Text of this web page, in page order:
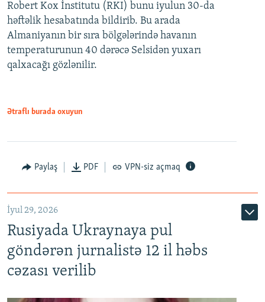
Robert Kox İnstitutu (RKI) bunu iyulun 30-da
həftəlik hesabatında bildirib. Bu arada
Almaniyanın bir sıra bölgələrində havanın
temperaturunun 40 dərəcə Selsidən yuxarı
qalxacağı gözlənilir.
Ətraflı burada oxuyun
Paylaş PDF VPN-siz açmaq
İyul 29, 2026
Rusiyada Ukraynaya pul
göndərən jurnalistə 12 il həbs
cəzası verilib